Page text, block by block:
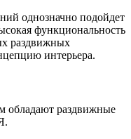
однозначно подойдет
функциональность
раздвижных
интерьера.
обладают раздвижные